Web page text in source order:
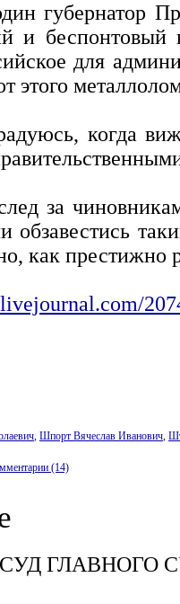
губернатор
и
для
этого
когда
за
обзавестись
как
, Шпорт Вячеслав Иванович,
(14)
ГЛАВНОГО